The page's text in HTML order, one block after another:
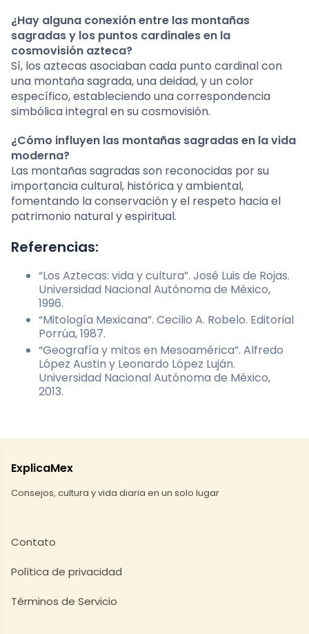
¿Hay alguna conexión entre las montañas
sagradas y los puntos cardinales en la
cosmovisión azteca?
Sí, los aztecas asociaban cada punto cardinal con
una montaña sagrada, una deidad, y un color
específico, estableciendo una correspondencia
simbólica integral en su cosmovisión.
¿Cómo influyen las montañas sagradas en la vida
moderna?
Las montañas sagradas son reconocidas por su
importancia cultural, histórica y ambiental,
fomentando la conservación y el respeto hacia el
patrimonio natural y espiritual.
Referencias:
“Los Aztecas: vida y cultura”. José Luis de Rojas.
Universidad Nacional Autónoma de México,
1996.
“Mitología Mexicana”. Cecilio A. Robelo. Editorial
Porrúa, 1987.
“Geografía y mitos en Mesoamérica”. Alfredo
López Austin y Leonardo López Luján.
Universidad Nacional Autónoma de México,
2013.
ExplicaMex
Consejos, cultura y vida diaria en un solo lugar
Contato
Política de privacidad
Términos de Servicio